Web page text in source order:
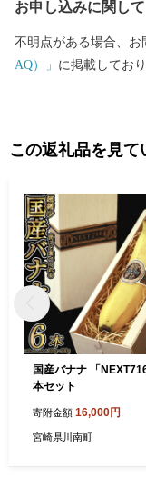
が、地域の人々が伝統
ます。 ※1 岐阜県 統計課「令和3年岐阜県人口動態統計調査」デ
お申し込みに関して
不明点がある場合、
AQ）」 に掲載してお
この返礼品を見て
国産バナナ 「
本セット
寄附金額 16,000円
宮崎県川南町